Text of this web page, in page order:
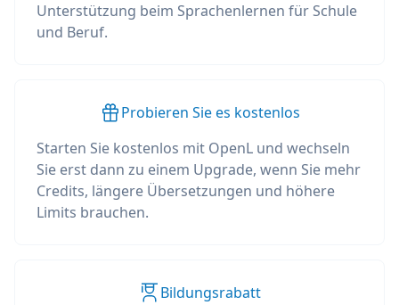
Unterstützung beim Sprachenlernen für Schule
und Beruf.
Probieren Sie es kostenlos
Starten Sie kostenlos mit OpenL und wechseln
Sie erst dann zu einem Upgrade, wenn Sie mehr
Credits, längere Übersetzungen und höhere
Limits brauchen.
Bildungsrabatt